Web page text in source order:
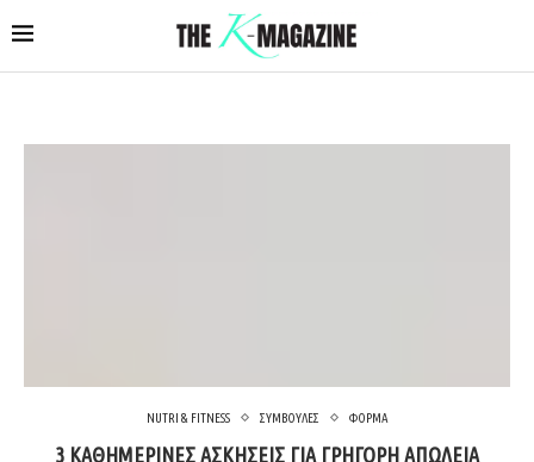
NUTRI & FITNESS ΣΥΜΒΟΥΛΕΣ ΦΟΡΜΑ
3 ΚΑΘΗΜΕΡΙΝΕΣ ΑΣΚΗΣΕΙΣ ΓΙΑ ΓΡΗΓΟΡΗ ΑΠΩΛΕΙΑ